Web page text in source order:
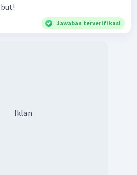
Jawaban terverifikasi
Iklan